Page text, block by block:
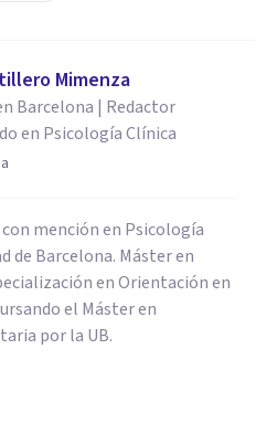
Mimenza
Barcelona | Redactor
en Psicología Clínica
mención en Psicología
de Barcelona. Máster en
en Orientación en
el Máster en
por la UB.